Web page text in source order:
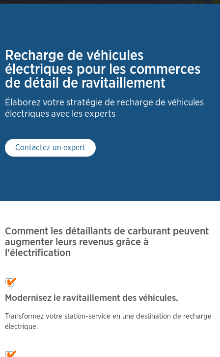
Recharge de véhicules
électriques pour les commerces
de détail de ravitaillement
Élaborez votre stratégie de recharge de véhicules
électriques avec les experts
Contactez un expert
Comment les détaillants de carburant peuvent
augmenter leurs revenus grâce à
l'électrification
Modernisez le ravitaillement des véhicules.
Transformez votre station-service en une destination de recharge
électrique.